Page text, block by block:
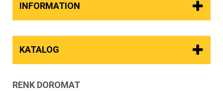
INFORMATION
KATALOG
RENK DOROMAT